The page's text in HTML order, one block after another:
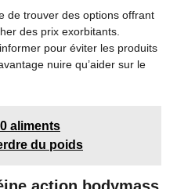
de trouver des options offrant
des prix exorbitants.
pour éviter les produits
nuire qu’aider sur le
aliments
du poids